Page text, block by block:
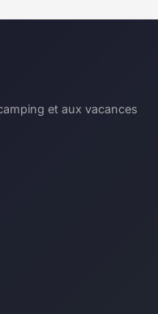
et aux vacances